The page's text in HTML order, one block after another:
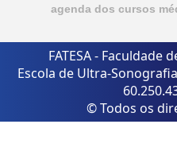
agenda dos cursos
FATESA - Faculdade
Escola de Ultra-
© Todos os